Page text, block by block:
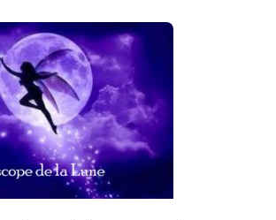
LA
LUNE
DU
8
DÉCEMBRE
2018